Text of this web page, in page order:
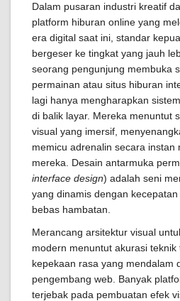
Dalam pusaran industri kreatif
platform hiburan online yang
era digital saat ini, standar
bergeser ke tingkat yang jauh
seorang pengunjung membuka
permainan atau situs hiburan
lagi hanya mengharapkan
di balik layar. Mereka menuntut
visual yang imersif,
memicu adrenalin secara instan
mereka. Desain antarmuka
interface design) adalah seni
yang dinamis dengan
bebas hambatan.
Merancang arsitektur visual
modern menuntut akurasi teknik
kepekaan rasa yang mendalam
pengembang web. Banyak
terjebak pada pembuatan efek